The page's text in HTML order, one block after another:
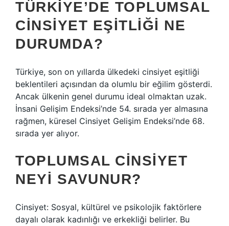
TÜRKIYE’DE TOPLUMSAL
CINSIYET EŞITLIĞI NE
DURUMDA?
Türkiye, son on yıllarda ülkedeki cinsiyet eşitliği
beklentileri açısından da olumlu bir eğilim gösterdi.
Ancak ülkenin genel durumu ideal olmaktan uzak.
İnsani Gelişim Endeksi’nde 54. sırada yer almasına
rağmen, küresel Cinsiyet Gelişim Endeksi’nde 68.
sırada yer alıyor.
TOPLUMSAL CINSIYET
NEYI SAVUNUR?
Cinsiyet: Sosyal, kültürel ve psikolojik faktörlere
dayalı olarak kadınlığı ve erkekliği belirler. Bu